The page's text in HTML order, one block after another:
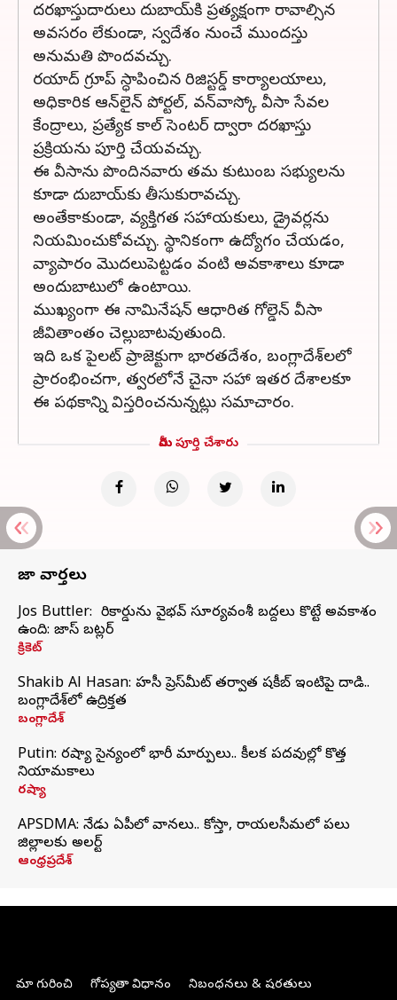
దరఖాస్తుదారులు దుబాయ్‌కి ప్రత్యక్షంగా రావాల్సిన
అవసరం లేకుండా, స్వదేశం నుంచే ముందస్తు
అనుమతి పొందవచ్చు.
రయాద్ గ్రూప్ స్ధాపించిన రిజిస్టర్డ్ కార్యాలయాలు,
అధికారిక ఆన్‌లైన్ పోర్టల్, వన్‌వాస్కో వీసా సేవల
కేంద్రాలు, ప్రత్యేక కాల్ సెంటర్ ద్వారా దరఖాస్తు
ప్రక్రియను పూర్తి చేయవచ్చు.
ఈ వీసాను పొందినవారు తమ కుటుంబ సభ్యులను
కూడా దుబాయ్‌కు తీసుకురావచ్చు.
అంతేకాకుండా, వ్యక్తిగత సహాయకులు, డ్రైవర్లను
నియమించుకోవచ్చు. స్థానికంగా ఉద్యోగం చేయడం,
వ్యాపారం మొదలుపెట్టడం వంటి అవకాశాలు కూడా
అందుబాటులో ఉంటాయి.
ముఖ్యంగా ఈ నామినేషన్ ఆధారిత గోల్డెన్ వీసా
జీవితాంతం చెల్లుబాటవుతుంది.
ఇది ఒక పైలట్ ప్రాజెక్టుగా భారతదేశం, బంగ్లాదేశ్‌లలో
ప్రారంభించగా, త్వరలోనే చైనా సహా ఇతర దేశాలకూ
ఈ పథకాన్ని విస్తరించనున్నట్లు సమాచారం.
మీరు పూర్తి చేశారు
తాజా వార్తలు
Jos Buttler: నా రికార్డును వైభవ్ సూర్యవంశీ బద్దలు కొట్టే అవకాశం
ఉంది: జాస్ బట్లర్
క్రికెట్
Shakib Al Hasan: హసీనా ప్రెస్‌మీట్‌ తర్వాత షకీబ్‌ ఇంటిపై దాడి..
బంగ్లాదేశ్‌లో ఉద్రిక్తత
బంగ్లాదేశ్
Putin: రష్యా సైన్యంలో భారీ మార్పులు.. కీలక పదవుల్లో కొత్త
నియామకాలు
రష్యా
APSDMA: నేడు ఏపీలో వానలు.. కోస్తా, రాయలసీమలో పలు
జిల్లాలకు అలర్ట్
ఆంధ్రప్రదేశ్
మా గురించి గోప్యతా విధానం నిబంధనలు & షరతులు